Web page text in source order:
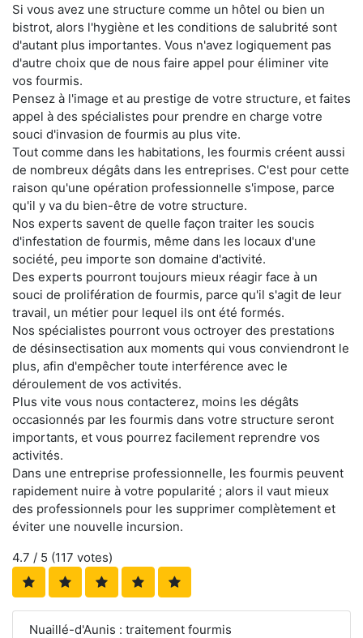
Si vous avez une structure comme un hôtel ou bien un
bistrot, alors l'hygiène et les conditions de salubrité sont
d'autant plus importantes. Vous n'avez logiquement pas
d'autre choix que de nous faire appel pour éliminer vite
vos fourmis.
Pensez à l'image et au prestige de votre structure, et faites
appel à des spécialistes pour prendre en charge votre
souci d'invasion de fourmis au plus vite.
Tout comme dans les habitations, les fourmis créent aussi
de nombreux dégâts dans les entreprises. C'est pour cette
raison qu'une opération professionnelle s'impose, parce
qu'il y va du bien-être de votre structure.
Nos experts savent de quelle façon traiter les soucis
d'infestation de fourmis, même dans les locaux d'une
société, peu importe son domaine d'activité.
Des experts pourront toujours mieux réagir face à un
souci de prolifération de fourmis, parce qu'il s'agit de leur
travail, un métier pour lequel ils ont été formés.
Nos spécialistes pourront vous octroyer des prestations
de désinsectisation aux moments qui vous conviendront le
plus, afin d'empêcher toute interférence avec le
déroulement de vos activités.
Plus vite vous nous contacterez, moins les dégâts
occasionnés par les fourmis dans votre structure seront
importants, et vous pourrez facilement reprendre vos
activités.
Dans une entreprise professionnelle, les fourmis peuvent
rapidement nuire à votre popularité ; alors il vaut mieux
des professionnels pour les supprimer complètement et
éviter une nouvelle incursion.
4.7 / 5 (117 votes)
Nuaillé-d'Aunis : traitement fourmis